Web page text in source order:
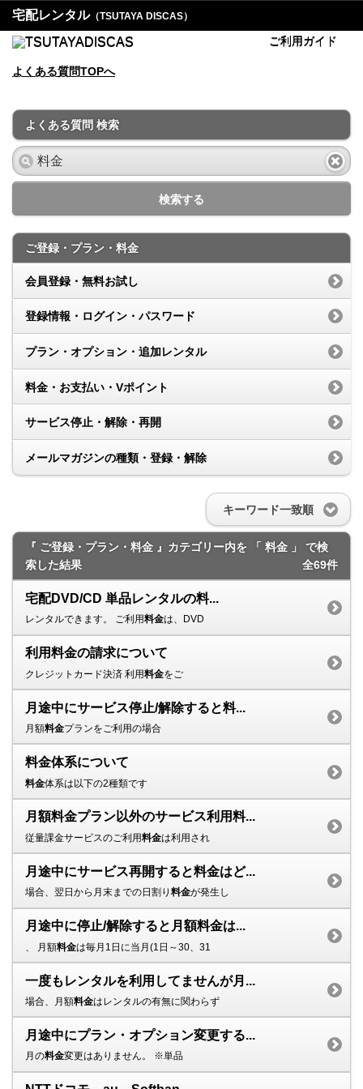
宅配レンタル（TSUTAYA DISCAS）
ご利用ガイド
よくある質問TOPへ
よくある質問 検索
検索する
ご登録・プラン・料金
会員登録・無料お試し
登録情報・ログイン・パスワード
プラン・オプション・追加レンタル
料金・お支払い・Vポイント
サービス停止・解除・再開
メールマガジンの種類・登録・解除
キーワード一致順
『 ご登録・プラン・料金 』カテゴリー内を 「 料金 」 で検
索した結果
全69件
宅配DVD/CD 単品レンタルの料...
レンタルできます。 ご利用料金は、DVD
利用料金の請求について
クレジットカード決済 利用料金をご
月途中にサービス停止/解除すると料...
月額料金プランをご利用の場合
料金体系について
料金体系は以下の2種類です
月額料金プラン以外のサービス利用料...
従量課金サービスのご利用料金は利用され
月途中にサービス再開すると料金はど...
場合、翌日から月末までの日割り 料金が発生し
月途中に停止/解除すると月額料金は...
、 月額料金は毎月1日に当月(1日～30、31
一度もレンタルを利用してませんが月...
場合、月額料金はレンタルの有無に関わらず
月途中にプラン・オプション変更する...
月の料金変更はありません。 ※単品